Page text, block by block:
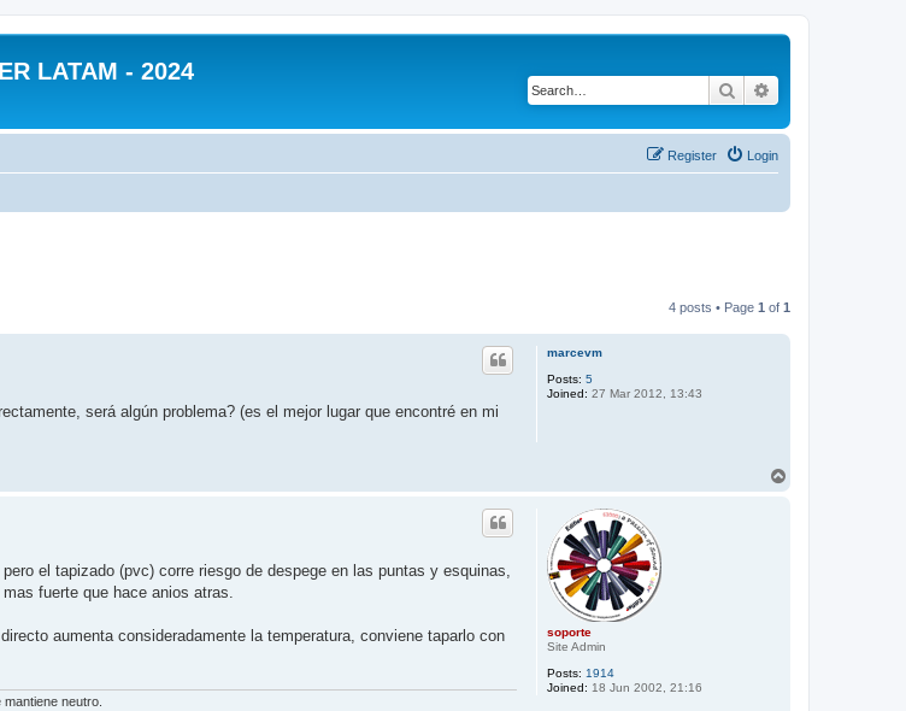
LATAM - 2024
Search
Login
Register
4 posts • Page 1 of 1
marcevm
Posts: 5
Joined: 27 Mar 2012, 13:43
será algún problema? (es el mejor lugar que encontré en mi
soporte
Site Admin
Posts: 1914
Joined: 18 Jun 2002, 21:16
el tapizado (pvc) corre riesgo de despege en las puntas y esquinas,
fuerte que hace anios atras.
aumenta consideradamente la temperatura, conviene taparlo con
neutro.